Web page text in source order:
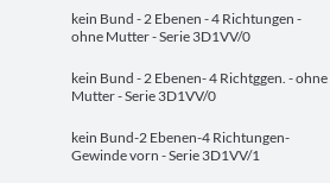
kein Bund - 2 Ebenen - 4 Richtungen -
ohne Mutter - Serie 3D1VV/0
kein Bund - 2 Ebenen- 4 Richtggen. - ohne
Mutter - Serie 3D1VV/0
kein Bund-2 Ebenen-4 Richtungen-
Gewinde vorn - Serie 3D1VV/1